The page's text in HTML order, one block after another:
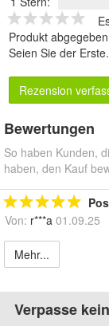
Produkt
Seien Sie der Erste.
Rezension
Bewertungen
So haben Kunden,
haben, den Kauf
Von: r***a 01.09.25
Mehr...
Verpasse